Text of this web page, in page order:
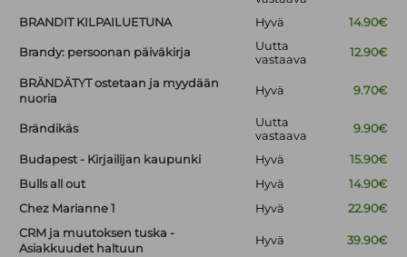
BRANDIT KILPAILUETUNA Hyvä 14.90€
Brandy: persoonan päiväkirja
Uutta
vastaava
12.90€
BRÄNDÄTYT ostetaan ja myydään
nuoria
Hyvä 9.70€
Brändikäs
Uutta
vastaava
9.90€
Budapest - Kirjailijan kaupunki Hyvä
15.90€
Bulls all out
Hyvä
14.90€
Chez Marianne 1
Hyvä
22.90€
CRM ja muutoksen tuska -
Asiakkuudet haltuun
Hyvä 39.90€